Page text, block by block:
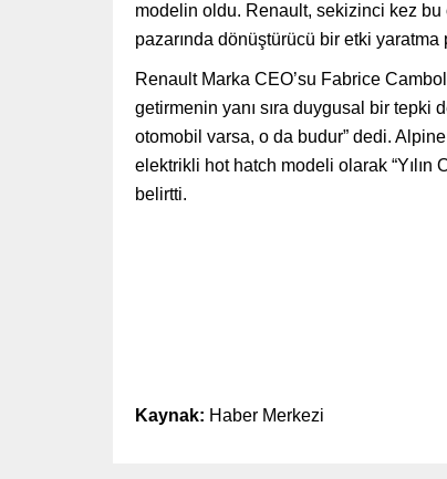
modelin oldu. Renault, sekizinci kez
pazarında dönüştürücü bir etki
Renault Marka CEO’su Fabrice
getirmenin yanı sıra duygusal bir tepki
otomobil varsa, o da budur” dedi.
elektrikli hot hatch modeli olarak “Yılın
belirtti.
Kaynak: Haber Merkezi